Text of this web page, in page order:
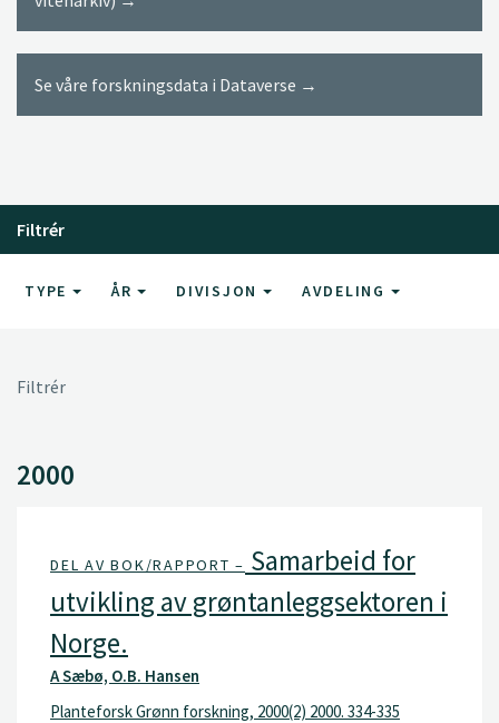
Se våre forskningsdata i Dataverse →
Filtrér
TYPE ÅR DIVISJON AVDELING
Filtrér
2000
DEL AV BOK/RAPPORT – Samarbeid for
utvikling av grøntanleggsektoren i
Norge.
A Sæbø, O.B. Hansen
Planteforsk Grønn forskning, 2000(2) 2000. 334-335